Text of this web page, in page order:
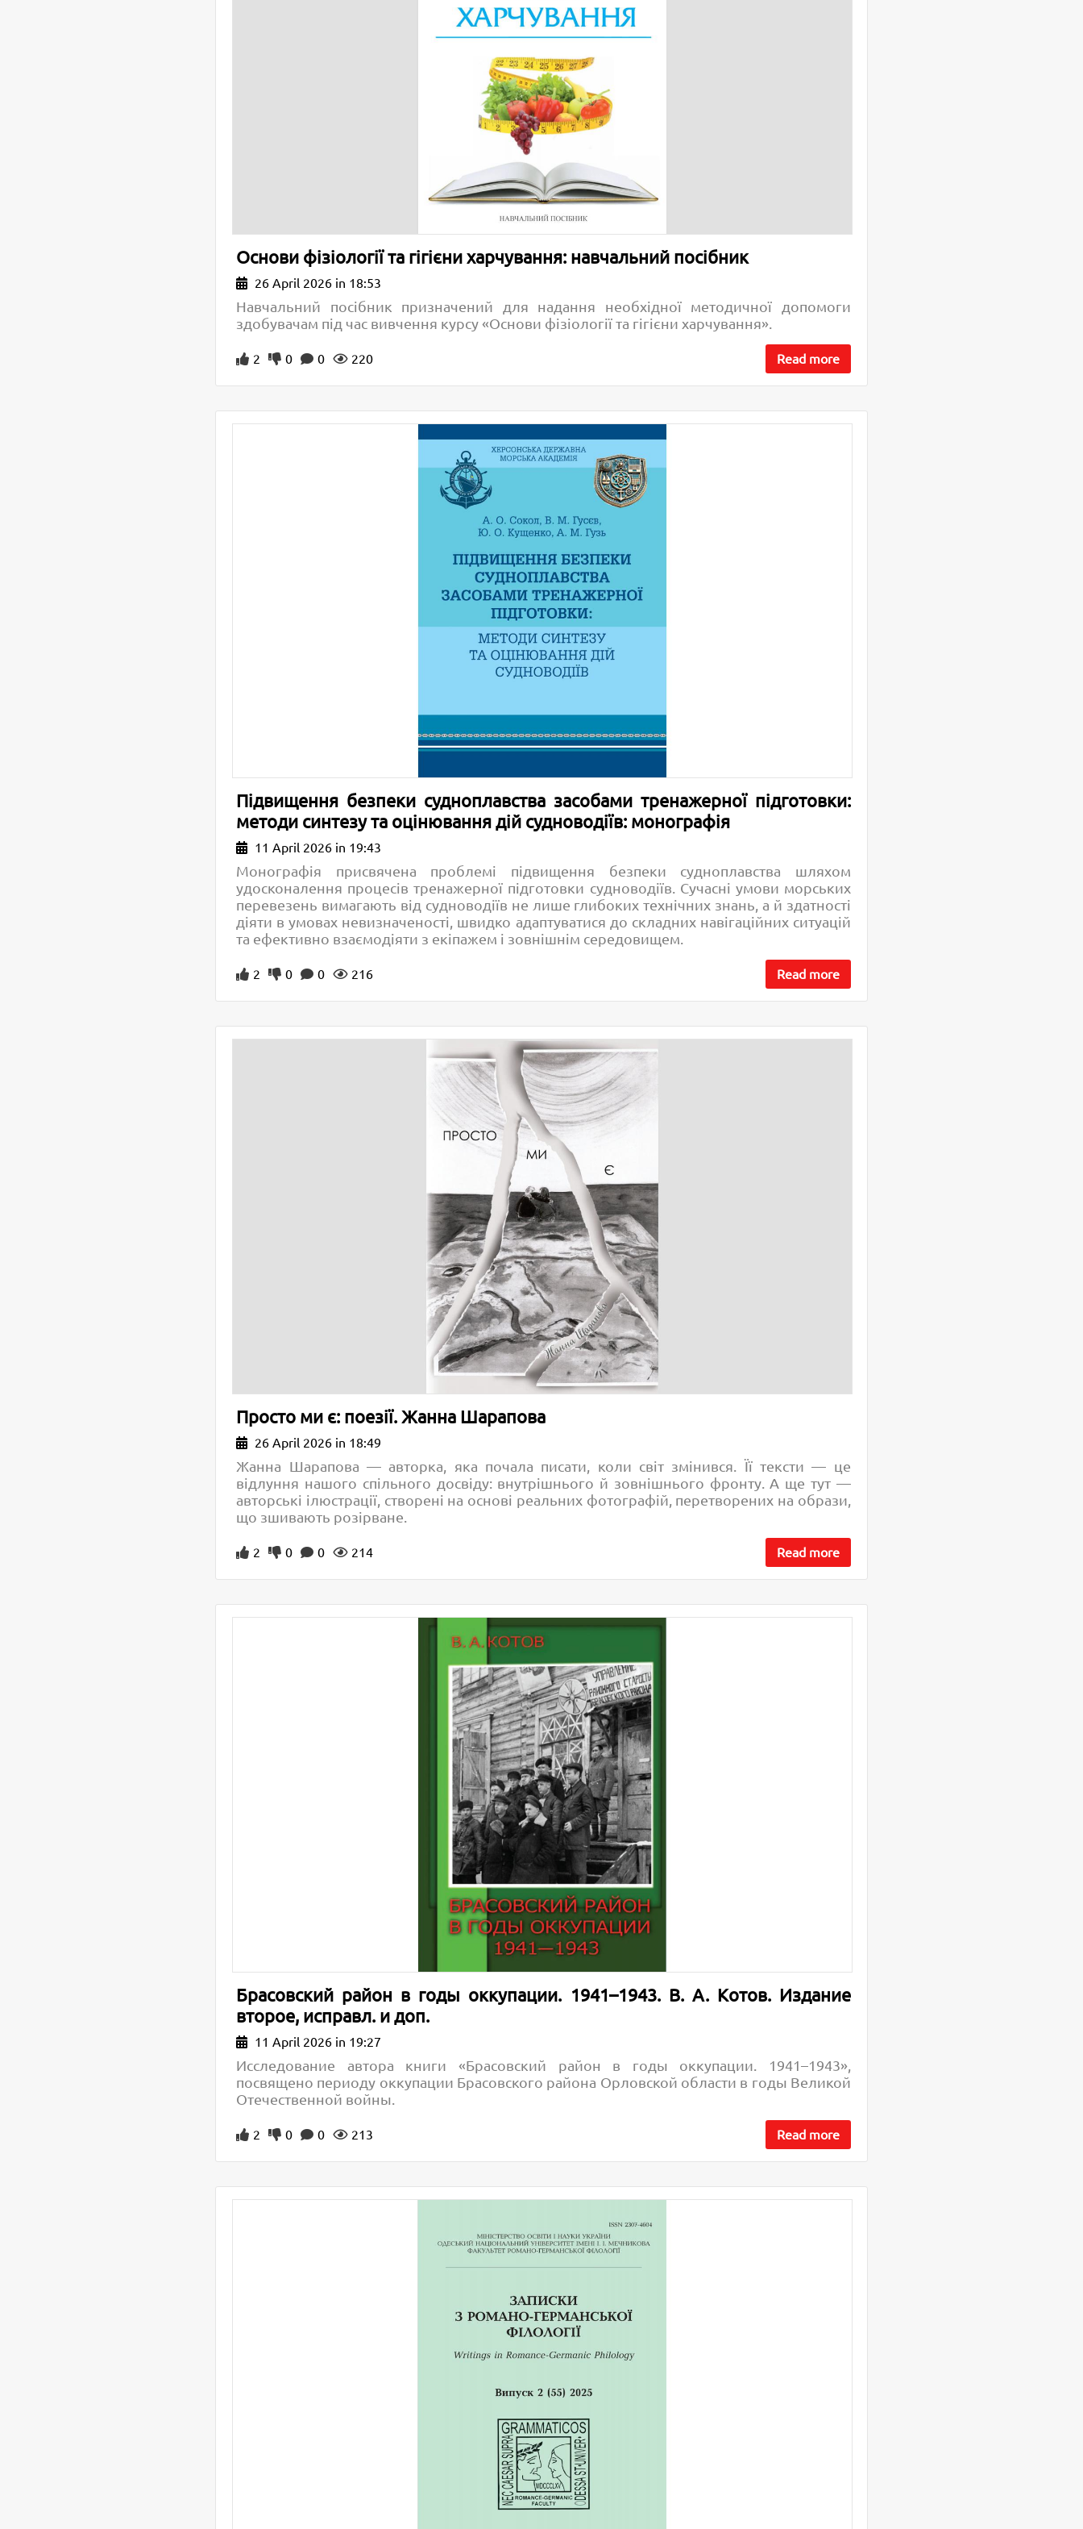
Основи фізіології та гігієни харчування: навчальний посібник
26 April 2026 in 18:53
Навчальний посібник призначений для надання необхідної методичної допомоги
здобувачам під час вивчення курсу «Основи фізіології та гігієни харчування».
2 0 0 220 Read more
Підвищення безпеки судноплавства засобами тренажерної підготовки:
методи синтезу та оцінювання дій судноводіїв: монографія
11 April 2026 in 19:43
Монографія присвячена проблемі підвищення безпеки судноплавства шляхом
удосконалення процесів тренажерної підготовки судноводіїв. Сучасні умови морських
перевезень вимагають від судноводіїв не лише глибоких технічних знань, а й здатності
діяти в умовах невизначеності, швидко адаптуватися до складних навігаційних ситуацій
та ефективно взаємодіяти з екіпажем і зовнішнім середовищем.
2 0 0 216 Read more
Просто ми є: поезії. Жанна Шарапова
26 April 2026 in 18:49
Жанна Шарапова — авторка, яка почала писати, коли світ змінився. Її тексти — це
відлуння нашого спільного досвіду: внутрішнього й зовнішнього фронту. А ще тут —
авторські ілюстрації, створені на основі реальних фотографій, перетворених на образи,
що зшивають розірване.
2 0 0 214 Read more
Брасовский район в годы оккупации. 1941–1943. В. А. Котов. Издание
второе, исправл. и доп.
11 April 2026 in 19:27
Исследование автора книги «Брасовский район в годы оккупации. 1941–1943»,
посвящено периоду оккупации Брасовского района Орловской области в годы Великой
Отечественной войны.
2 0 0 213 Read more